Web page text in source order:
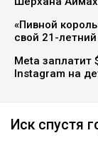
«Пивной
свой 21-
Meta заплатит
Instagram на
Иск спустя